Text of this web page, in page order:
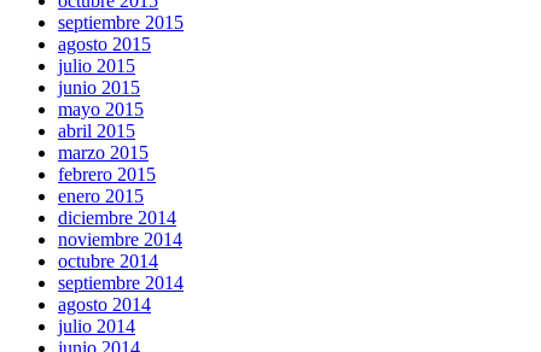
septiembre 2015
agosto 2015
julio 2015
junio 2015
mayo 2015
abril 2015
marzo 2015
febrero 2015
enero 2015
diciembre 2014
noviembre 2014
octubre 2014
septiembre 2014
agosto 2014
julio 2014
junio 2014